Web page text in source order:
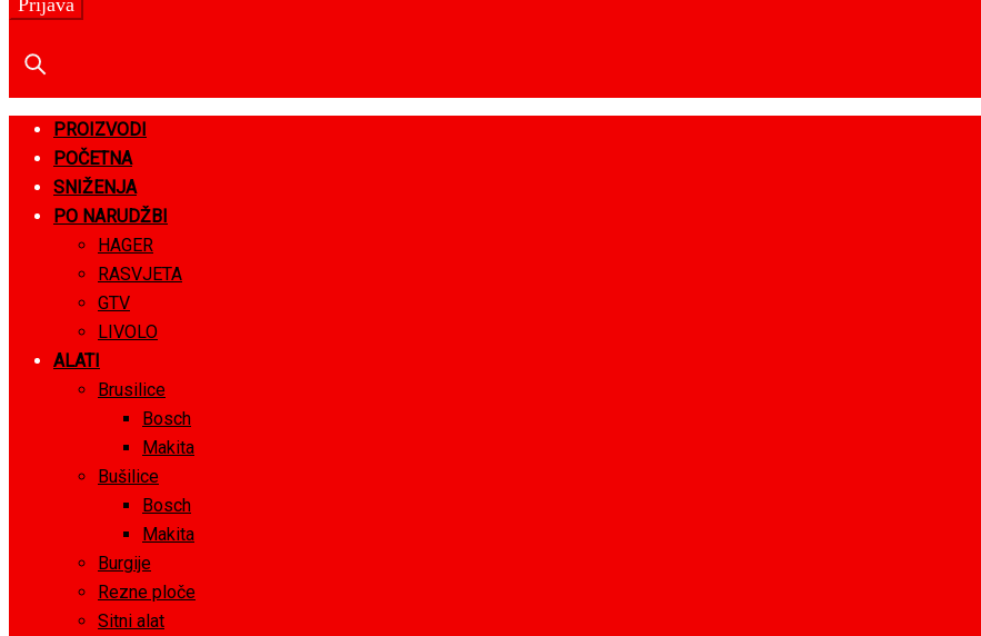
PROIZVODI
POČETNA
SNIŽENJA
PO NARUDŽBI
HAGER
RASVJETA
GTV
LIVOLO
ALATI
Brusilice
Bosch
Makita
Bušilice
Bosch
Makita
Burgije
Rezne ploče
Sitni alat